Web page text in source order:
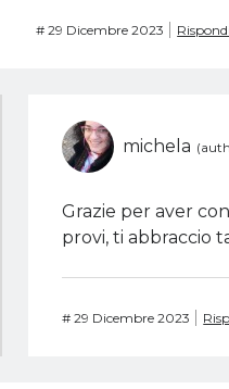
#29 Dicembre 2023 Rispondi
michela
Grazie per aver
provi, ti abbraccio
#29 Dicembre 2023